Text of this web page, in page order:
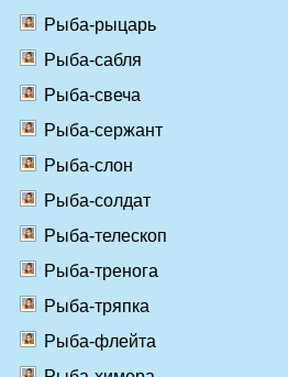
Рыба-рыцарь
Рыба-сабля
Рыба-свеча
Рыба-сержант
Рыба-слон
Рыба-солдат
Рыба-телескоп
Рыба-тренога
Рыба-тряпка
Рыба-флейта